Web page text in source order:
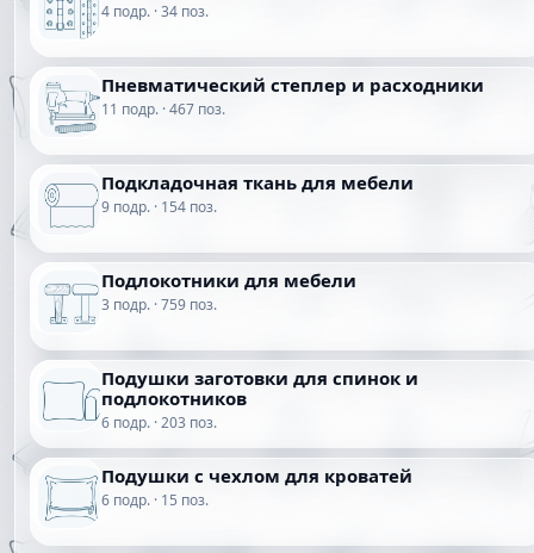
4 подр. · 34 поз.
Пневматический степлер и расходники
11 подр. · 467 поз.
Подкладочная ткань для мебели
9 подр. · 154 поз.
Подлокотники для мебели
3 подр. · 759 поз.
Подушки заготовки для спинок и
подлокотников
6 подр. · 203 поз.
Подушки с чехлом для кроватей
6 подр. · 15 поз.